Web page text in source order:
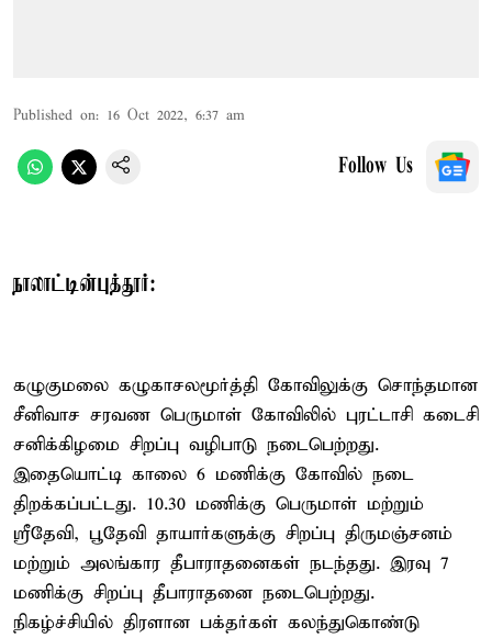
Published on: 16 Oct 2022, 6:37 am
Follow Us
நாலாட்டின்புத்தூர்:
கழுகுமலை கழுகாசலமூர்த்தி கோவிலுக்கு சொந்தமான
சீனிவாச சரவண பெருமாள் கோவிலில் புரட்டாசி கடைசி
சனிக்கிழமை சிறப்பு வழிபாடு நடைபெற்றது.
இதையொட்டி காலை 6 மணிக்கு கோவில் நடை
திறக்கப்பட்டது. 10.30 மணிக்கு பெருமாள் மற்றும்
ஸ்ரீதேவி, பூதேவி தாயார்களுக்கு சிறப்பு திருமஞ்சனம்
மற்றும் அலங்கார தீபாராதனைகள் நடந்தது. இரவு 7
மணிக்கு சிறப்பு தீபாராதனை நடைபெற்றது.
நிகழ்ச்சியில் திரளான பக்தர்கள் கலந்துகொண்டு